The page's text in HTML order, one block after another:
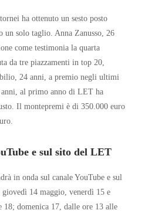
ha ottenuto un sesto posto
un solo taglio. Anna Zanusso, 26
come testimonia la quarta
da tre piazzamenti in top 20,
24 anni, a premio negli ultimi
al primo anno di LET ha
Il montepremi è di 350.000 euro
e sul sito del LET
in onda sul canale YouTube e sul
14 maggio, venerdì 15 e
18; domenica 17, dalle ore 13 alle